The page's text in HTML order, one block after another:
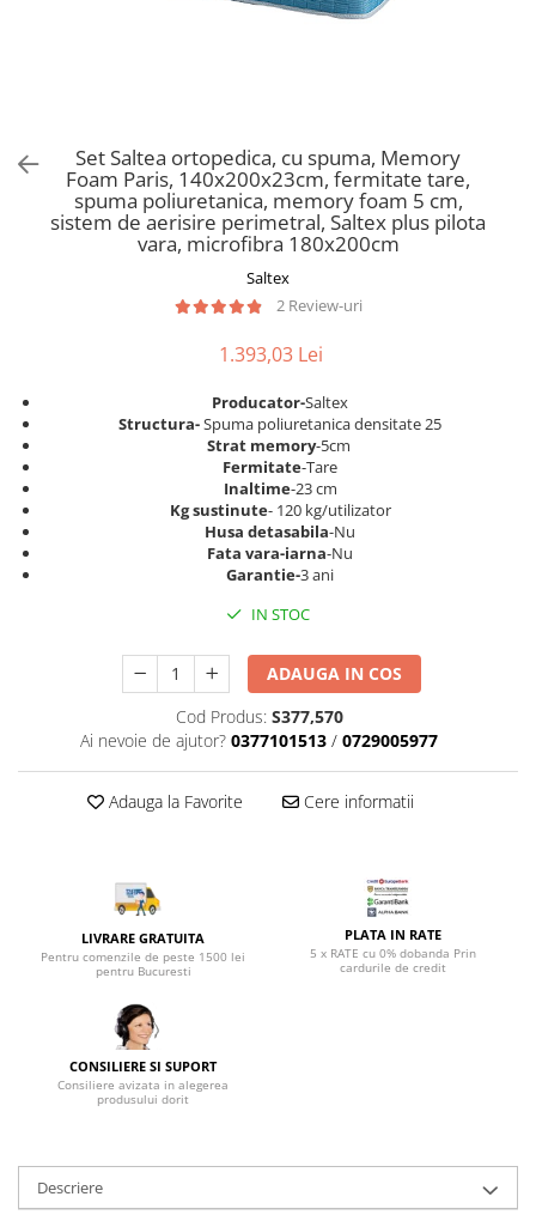
Saltele Memory Pocket
Saltele cu plasa arcuri
Saltele cu spuma
Saltele cu spuma poliuretanica
Saltele 160x200
Saltele 180x200
Top saltele
Top saltele 5 cm
Top saltele 10 cm
Saltele ieftine
Saltele cu plasa de arcuri
Saltele cu spuma
Scaune pentru living
Seturi comode living si vitrine
Set mese plus scaune
Etajere Birou
Dulap birou
Birouri
Scaune pentru birou
Scaune pentru vizitatori
Scaune manager
Scaune pentru bucatarie
Mobila bucatarie
Seturi mese si scaune bucatarie
Mobilier hol
Suporturi si rafturi pantofi
Seturi mobilier hol
Stender haine
Suport pentru umerase
Mobilier gradinita
Mese gradinita
Set mese si scaune gradinita
Mobilier copii
Scaune birou copii
Scaune resigilate
Scaune gradinita
Scaune terasa si outdoor
Set Saltea ortopedica, cu spuma, Memory
Foam Paris, 140x200x23cm, fermitate tare,
spuma poliuretanica, memory foam 5 cm,
sistem de aerisire perimetral, Saltex plus pilota
vara, microfibra 180x200cm
Saltex
2 Review-uri
1.393,03 Lei
Producator-Saltex
Structura-Spuma poliuretanica densitate 25
Strat memory-5cm
Fermitate-Tare
Inaltime-23 cm
Kg sustinute- 120 kg/utilizator
Husa detasabila-Nu
Fata vara-iarna-Nu
Garantie-3 ani
IN STOC
ADAUGA IN COS
Cod Produs: S377,570
Ai nevoie de ajutor? 0377101513 / 0729005977
Adauga la Favorite Cere informatii
LIVRARE GRATUITA
Pentru comenzile de peste 1500 lei
pentru Bucuresti
PLATA IN RATE
5 x RATE cu 0% dobanda Prin
cardurile de credit
CONSILIERE SI SUPORT
Consiliere avizata in alegerea
produsului dorit
Descriere